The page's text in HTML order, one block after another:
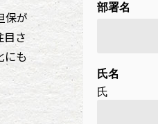
保が
さ
にも